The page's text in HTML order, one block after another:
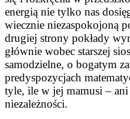
energią nie tylko nas
wiecznie niezaspokojoną
drugiej strony pokłady
głównie wobec starszej
samodzielne, o bogatym
predyspozycjach
tyle, ile w jej mamusi –
niezależności.